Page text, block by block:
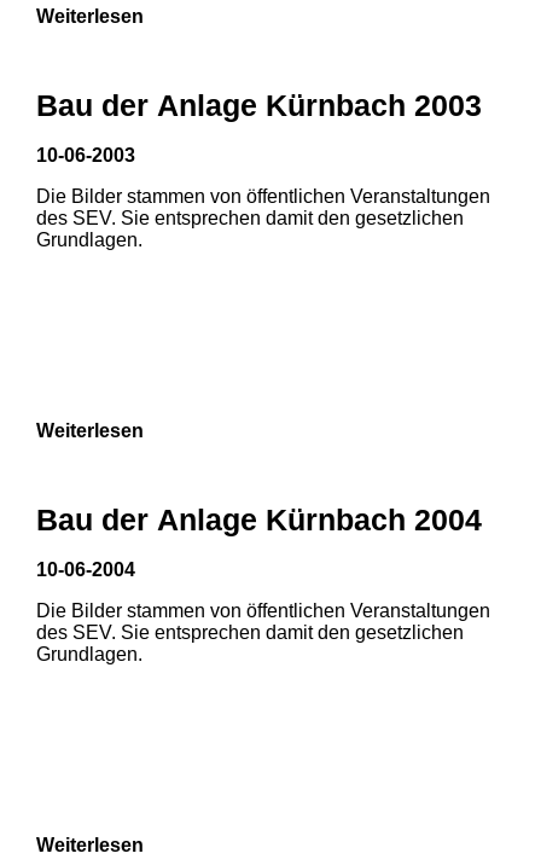
1 2 3
Weiterlesen
Bau der Anlage Kürnbach 2003
10-06-2003
Die Bilder stammen von öffentlichen Veranstaltungen
des SEV. Sie entsprechen damit den gesetzlichen
Grundlagen.
Weiterlesen
Bau der Anlage Kürnbach 2004
10-06-2004
Die Bilder stammen von öffentlichen Veranstaltungen
des SEV. Sie entsprechen damit den gesetzlichen
Grundlagen.
Weiterlesen